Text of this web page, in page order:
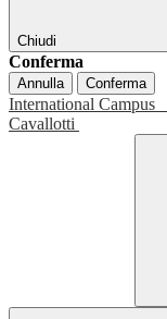
Chiudi
Conferma
Annulla Conferma
International Campus
Cavallotti